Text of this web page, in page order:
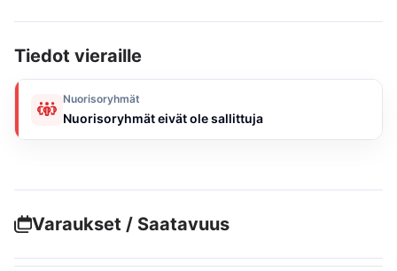
Tiedot vieraille
Nuorisoryhmät
Nuorisoryhmät eivät ole sallittuja
Varaukset / Saatavuus